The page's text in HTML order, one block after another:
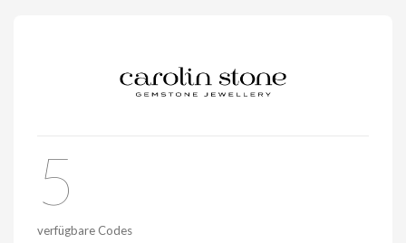
5
verfügbare Codes